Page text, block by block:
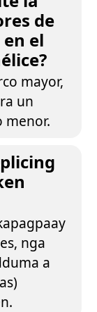
de
el
mayor,
un
menor.
nga
a